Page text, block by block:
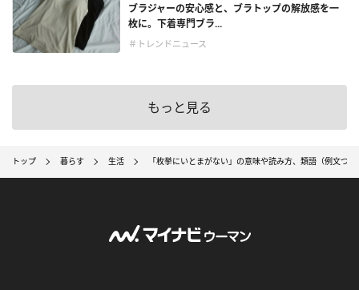
ブラジャーの安心感と、ブラトップの解放感を一
枚に。下着専門ブラ...
＃トレンドニュース
もっと見る
トップ 暮らす 生活 「枚挙にいとまがない」の意味や読み方、類語（例文つき